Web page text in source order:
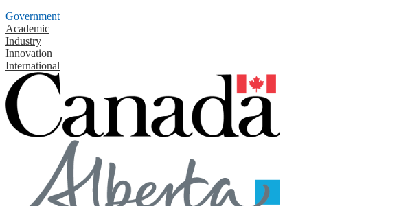
Government
Academic
Industry
Innovation
International